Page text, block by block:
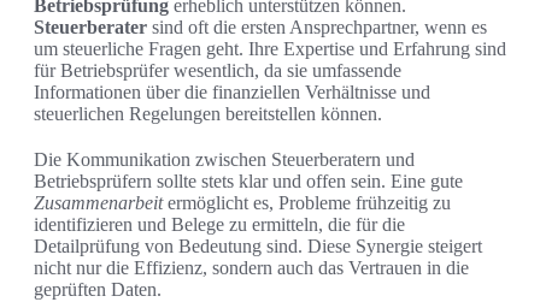
Betriebsprüfung erheblich unterstützen können.
Steuerberater sind oft die ersten Ansprechpartner, wenn es
um steuerliche Fragen geht. Ihre Expertise und Erfahrung sind
für Betriebsprüfer wesentlich, da sie umfassende
Informationen über die finanziellen Verhältnisse und
steuerlichen Regelungen bereitstellen können.
Die Kommunikation zwischen Steuerberatern und
Betriebsprüfern sollte stets klar und offen sein. Eine gute
Zusammenarbeitermöglicht es, Probleme frühzeitig zu
identifizieren und Belege zu ermitteln, die für die
Detailprüfung von Bedeutung sind. Diese Synergie steigert
nicht nur die Effizienz, sondern auch das Vertrauen in die
geprüften Daten.